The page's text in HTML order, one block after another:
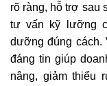
rõ ràng, hỗ trợ sau
tư vấn kỹ lưỡng
dưỡng đúng cách.
đáng tin giúp
nâng, giảm thiểu